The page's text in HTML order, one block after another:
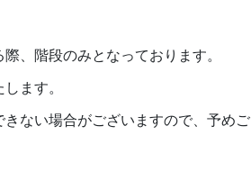
、階段のみとなっております。
ます。
ない場合がございますので、予めご